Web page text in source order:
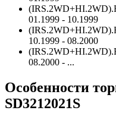
01.1999 - 10.1999
10.1999 - 08.2000
08.2000 - ...
Особенности
SD3212021S